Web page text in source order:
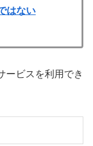
はない
ービスを利用でき